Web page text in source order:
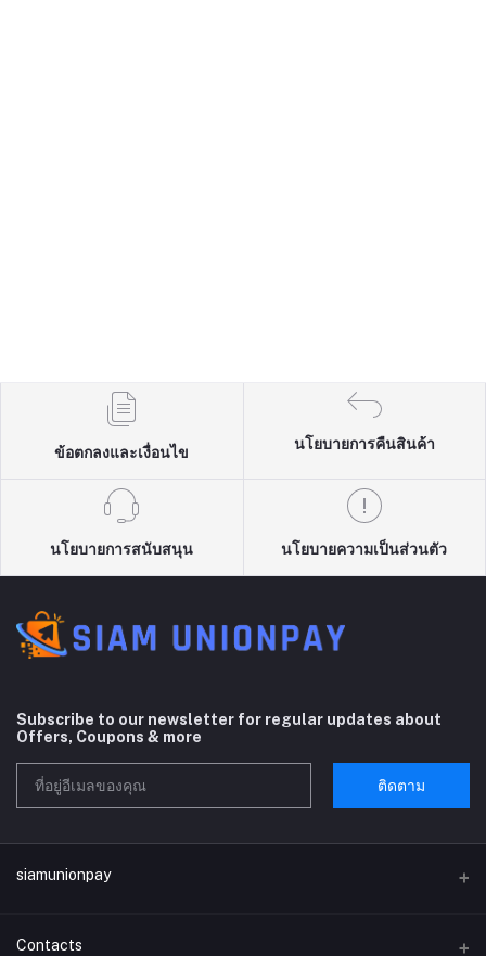
ข้อตกลงและเงื่อนไข
นโยบายการคืนสินค้า
นโยบายการสนับสนุน นโยบายความเป็นส่วนตัว
Subscribe to our newsletter for regular updates about
Offers, Coupons & more
ติดตาม
siamunionpay
Contacts